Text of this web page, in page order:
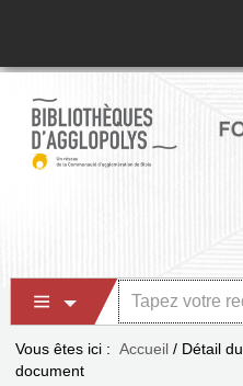
Vous êtes ici : Accueil / Détail du
document